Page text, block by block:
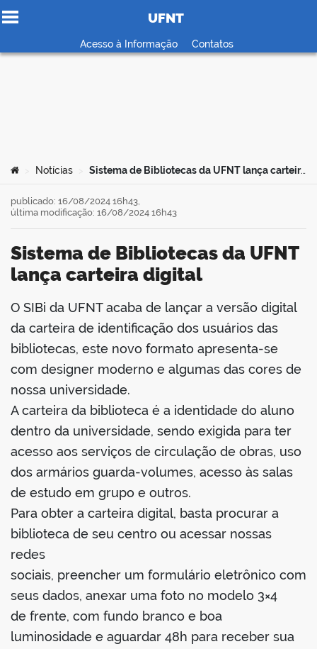
Ir para o conteúdo
UFNT
Acesso à Informação Contatos
Você está aqui:
Notícias Sistema de Bibliotecas da UFNT lança carteira digital
Sistema de Bibliotecas da UFNT
lança carteira digital
publicado: 16/08/2024 16h43,
última modificação: 16/08/2024 16h43
O SIBi da UFNT acaba de lançar a versão digital
da carteira de identificação dos usuários das
bibliotecas, este novo formato apresenta-se
com designer moderno e algumas das cores de
nossa universidade.
A carteira da biblioteca é a identidade do aluno
dentro da universidade, sendo exigida para ter
acesso aos serviços de circulação de obras, uso
dos armários guarda-volumes, acesso às salas
de estudo em grupo e outros.
Para obter a carteira digital, basta procurar a
biblioteca de seu centro ou acessar nossas
redes
sociais, preencher um formulário eletrônico com
seus dados, anexar uma foto no modelo 3×4
de frente, com fundo branco e boa
luminosidade e aguardar 48h para receber sua